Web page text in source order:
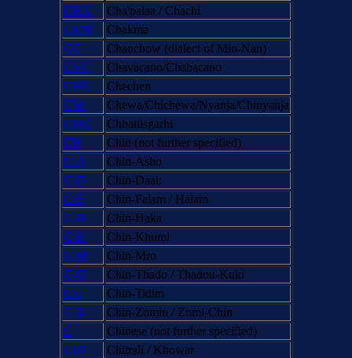
CHA
Cha'palaa / Chachi
CKM
Chakma
CC
Chaochow (dialect of Min-Nan)
CVC
Chavacano/Chabacano
CHE
Chechen
CW
Chewa/Chichewa/Nyanja/Chinyanja
CHG
Chhattisgarhi
CH
Chin (not further specified)
C-A
Chin-Asho
C-D
Chin-Daai:
C-F
Chin-Falam / Halam
C-H
Chin-Haka
C-K
Chin-Khumi
C-M
Chin-Mro
C-O
Chin-Thado / Thadou-Kuki
C-T
Chin-Tidim
C-Z
Chin-Zomin / Zomi-Chin
C
Chinese (not further specified)
CHI
Chitrali / Khowar